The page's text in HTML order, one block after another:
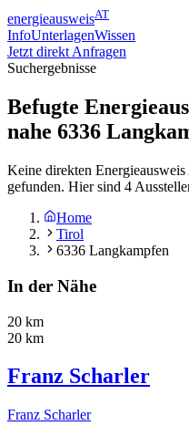
energieausweisAT
InfoUnterlagenWissen
Jetzt direkt Anfragen
Suchergebnisse
Befugte
nahe 6336
Keine direkten
gefunden. Hier sind 4
Home
Tirol
6336 Langkampfen
In der Nähe
20 km
20 km
Franz Scharler
Franz Scharler